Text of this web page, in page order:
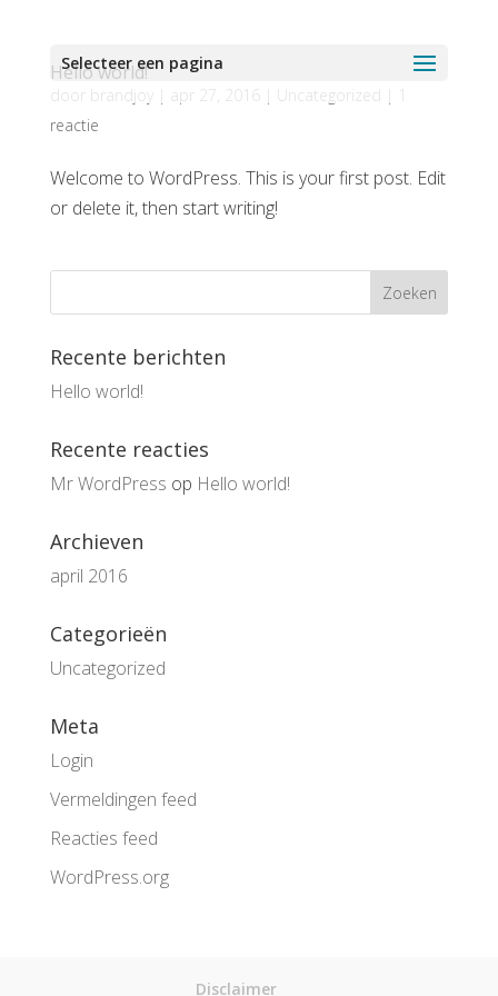
Selecteer een pagina
Hello world!
door brandjoy apr 27, 2016| Uncategorized
1
reactie
Welcome to WordPress. This is your first post. Edit
or delete it, then start writing!
Recente berichten
Hello world!
Recente reacties
Mr WordPress op Hello world!
Archieven
april 2016
Categorieën
Uncategorized
Meta
Login
Vermeldingen feed
Reacties feed
WordPress.org
Disclaimer